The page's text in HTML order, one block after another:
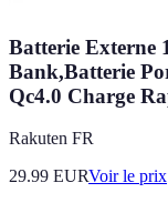
Batterie Externe
Bank,Batterie
Qc4.0 Charge
Rakuten FR
29.99 EURVoir le prix